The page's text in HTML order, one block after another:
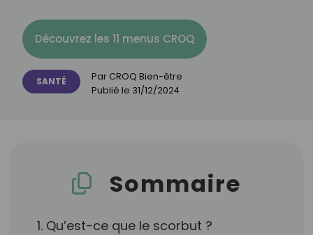
Découvrez les 11 menus CROQ
SANTÉ Par CROQ Bien-être
Publié le 31/12/2024
Sommaire
1. Qu’est-ce que le scorbut ?